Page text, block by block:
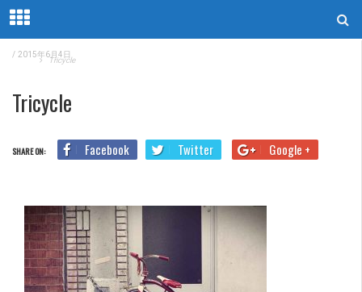
Home Tricycle
/ 2015年6月4日
Tricycle
SHARE ON: Facebook Twitter Google +